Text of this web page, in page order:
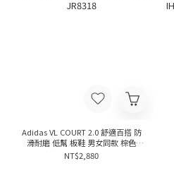
Adidas VL COURT 2.0 舒適百搭 防
滑耐磨 低幫 板鞋 男女同款 棕色
JR8318
NT$2,880